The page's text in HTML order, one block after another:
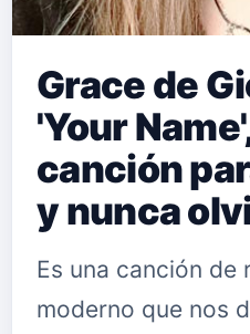
Grace de
'Your
canción
y nunca
Es una canción de
moderno que nos